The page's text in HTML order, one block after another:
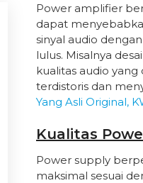
Power amplifier
dapat
sinyal audio
lulus. Misalnya
kualitas audio yang
terdistoris dan
Yang Asli Original,
Kualitas
Power supply
maksimal sesuai